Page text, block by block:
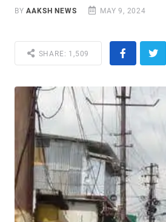
BYAAKSH NEWS MAY 9, 2024
SHARE: 1,509